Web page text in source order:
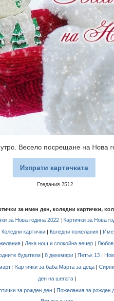
Весело посрещане на Нова
Изпрати картичката
Гледания 2512
за имен ден, коледни картички,
за Нова година 2022| Картички за Нова
Коледни картички| Коледни пожелания|
| Лека нощ и спокойна вечер |
будители| 8 декември| Петък 13|
| Картички за баба Марта за деца |
ден на шегата |
за рожден ден | Пожелания за рожден